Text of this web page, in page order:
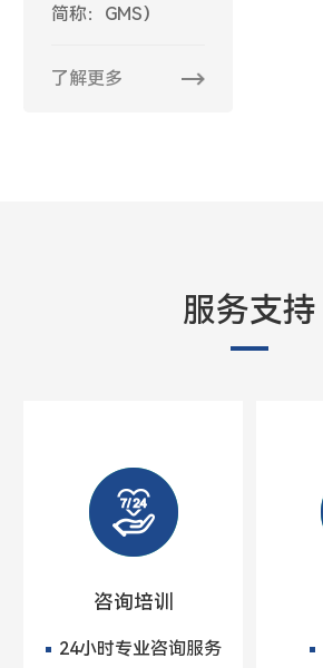
简称：GMS）
了解更多
服务支持
咨询培训
24小时专业咨询服务